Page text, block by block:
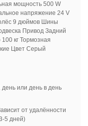
мощность 500 W
напряжение 24 V
9 дюймов Шины
Привод Задний
кг Тормозная
Цвет Серый
день или день в день
от удалённости
5 дней)